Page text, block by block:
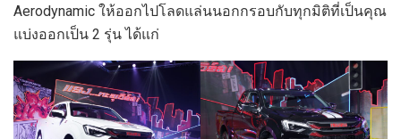
Aerodynamic ให้ออกไปโลดแล่นนอกกรอบกับทุกมิติที่เป็นคุณ
แบ่งออกเป็น 2 รุ่น ได้แก่